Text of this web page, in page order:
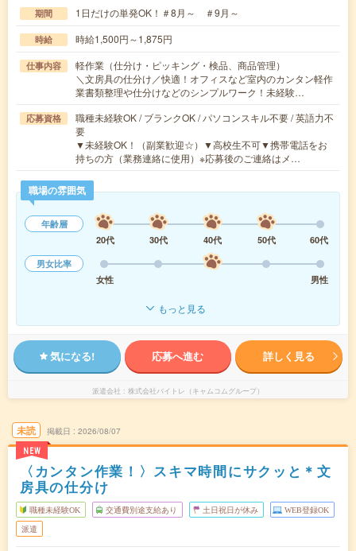
期間 1日だけの単発OK！＃8月～ ＃9月～
時給 時給1,500円～1,875円
仕事内容
軽作業（仕分け・ピッキング・検品、商品管理）
＼文房具の仕分け／快適！オフィスなど室内のカンタン軽作
業書類整理や仕分けなどのシンプルワーク！未経験…
応募資格
職種未経験OK / ブランクOK / パソコンスキル不要 / 英語力不
要
▼未経験OK！（副業歓迎☆）▼高校生不可▼携帯電話をお
持ちの方（業務連絡に使用）※応募後のご連絡はメ…
職場の雰囲気
年齢層
20代
30代 40代 50代
60代
男女比率
女性
男性
もっと見る
気になる! 応募へ進む 詳しく見る
派遣会社 株式会社バイトレ（キャムコムグループ）
未読
NEW
掲載日 2026/08/07
〈カンタン作業！〉スキマ時間にサクッと＊文
房具の仕分け
職種未経験OK 交通費別途支給あり 土日祝日が休み WEB登録OK
派遣